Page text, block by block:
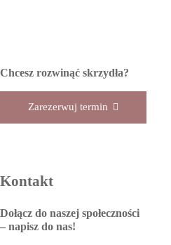
Chcesz rozwinąć skrzydła?
Zarezerwuj termin
Kontakt
Dołącz do naszej społeczności
– napisz do nas!